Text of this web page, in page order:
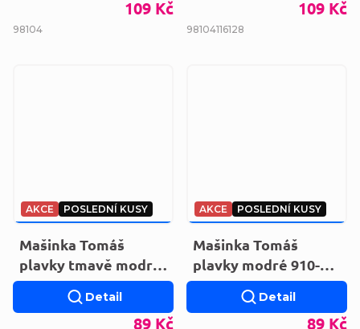
109 Kč
98104
109 Kč
98104116128
AKCE POSLEDNÍ KUSY
Mašinka Tomáš
plavky tmavě modré
910-569
89 Kč
Detail
AKCE POSLEDNÍ KUSY
Mašinka Tomáš
plavky modré 910-
569
89 Kč
Detail